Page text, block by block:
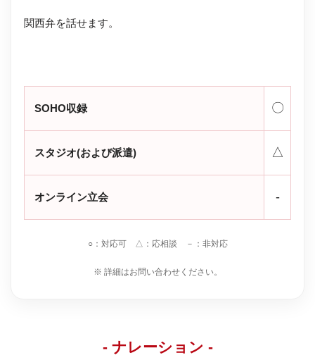
関西弁を話せます。
SOHO収録 〇
スタジオ(および派遣) △
オンライン立会 -
○：対応可 △：応相談 －：非対応
※ 詳細はお問い合わせください。
- ナレーション -